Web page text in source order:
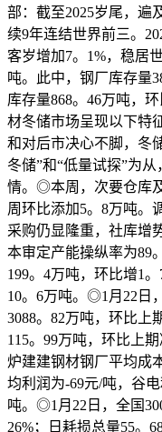
部：截至2025岁尾，遍
续9年连结世界前三。
客岁增加7。1%，稳居
吨。此中，钢厂库存量
库存量868。46万吨，
材冬储市场呈现以下特
和对后市决心不脚，冬
冬储”和“低量试探”为
情。◎本周，次要仓库
周环比添加5。8万吨。
采购仍显隆重，社库增
本审定产能操纵率为89
199。4万吨，环比增1
10。6万吨。◎1月22日
3088。82万吨，环比上
115。99万吨，环比上
炉建建钢材钢厂平均成
均利润为-69元/吨，谷
吨。◎1月22日，全国
26%；日耗损总量55。